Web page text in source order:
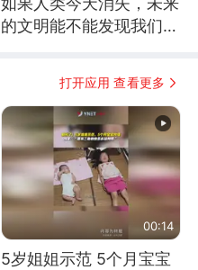
的文明能不能发现我们存
打开应用 查看更多
00:14
5岁姐姐示范 5个月宝宝